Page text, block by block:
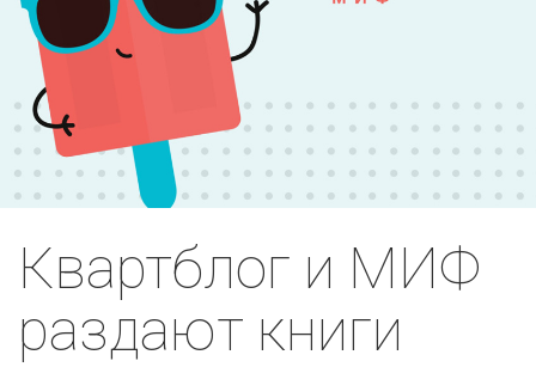
Квартблог и МИФ
раздают книги